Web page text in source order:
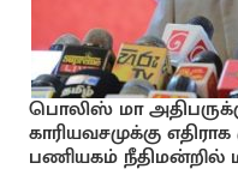
பொலிஸ் மா
காரியவசமுக்கு
பணியகம் நீதிமன்றில்